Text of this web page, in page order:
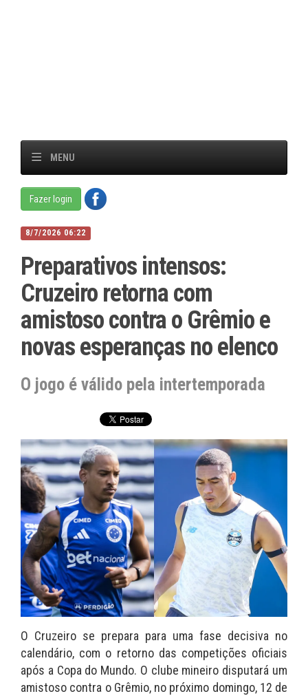
MENU
Fazer login
8/7/2026 06:22
Preparativos intensos:
Cruzeiro retorna com
amistoso contra o Grêmio e
novas esperanças no elenco
O jogo é válido pela intertemporada
O Cruzeiro se prepara para uma fase decisiva no
calendário, com o retorno das competições oficiais
após a Copa do Mundo. O clube mineiro disputará um
amistoso contra o Grêmio, no próximo domingo, 12 de